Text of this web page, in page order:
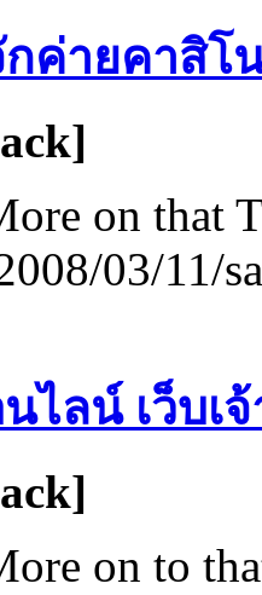
ค่ายคาสิโ
on that
03/11/
ไลน์ เว็บเ
on to